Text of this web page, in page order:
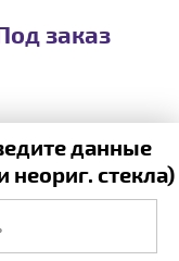
заказ
данные
стекла)